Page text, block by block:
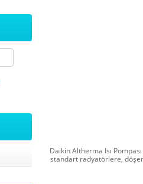
Daikin Altherma Isı
standart radyatörlere,